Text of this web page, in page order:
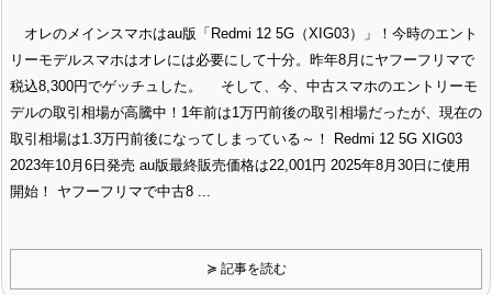
オレのメインスマホはau版「Redmi 12 5G（XIG03）」！今時のエント
リーモデルスマホはオレには必要にして十分。昨年8月にヤフーフリマで
税込8,300円でゲッチュした。 そして、今、中古スマホのエントリーモ
デルの取引相場が高騰中！1年前は1万円前後の取引相場だったが、現在の
取引相場は1.3万円前後になってしまっている～！ Redmi 12 5G XIG03
2023年10月6日発売 au版最終販売価格は22,001円 2025年8月30日に使用
開始！ ヤフーフリマで中古8 ...
≽ 記事を読む